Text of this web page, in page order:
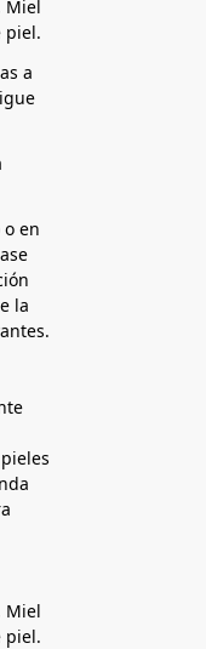
Miel
piel.
a
en
la
Miel
piel.